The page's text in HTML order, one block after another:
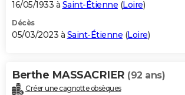
16/05/1933 à Saint-Étienne (Loire)
Décès
05/03/2023 à Saint-Étienne (Loire)
Berthe MASSACRIER (92 ans)
Créer une cagnotte obsèques